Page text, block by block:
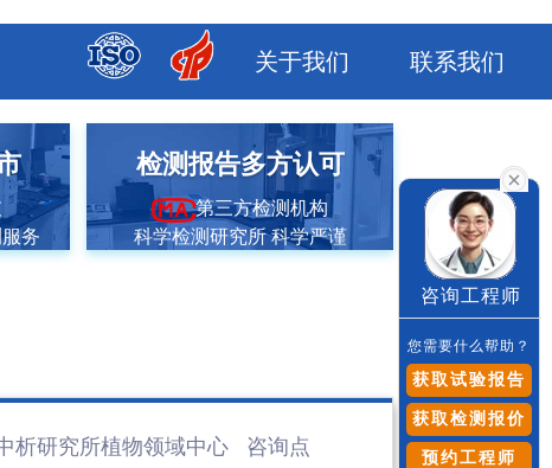
关于我们 联系我们
务
检测报告多方认可
第三方检测机构
科学检测研究所 科学严谨
析研究所植物领域中心 咨询点
咨询工程师
您需要什么帮助？
获取试验报告
获取检测报价
预约工程师